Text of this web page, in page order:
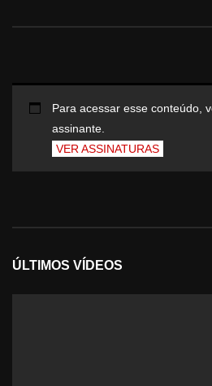
Para acessar esse conteúdo,
assinante.
VER ASSINATURAS
ÚLTIMOS VÍDEOS